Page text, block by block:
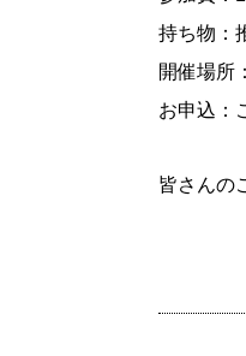
持ち物：
開催場所：
お申込：
皆さんの